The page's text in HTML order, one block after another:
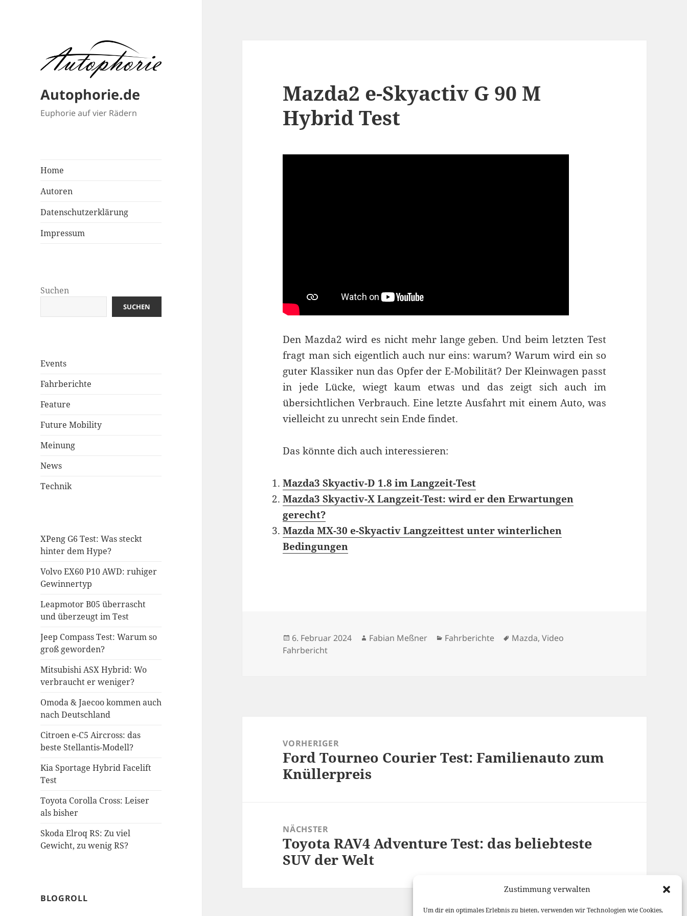
Zustimmung verwalten
Um dir ein optimales Erlebnis zu bieten, verwenden wir Technologien wie Cookies,
Autophorie.de
Euphorie auf vier Rädern
Home
Autoren
Datenschutzerklärung
Impressum
Suchen
SUCHEN
Events
Fahrberichte
Feature
Future Mobility
Meinung
News
Technik
XPeng G6 Test: Was steckt
hinter dem Hype?
Volvo EX60 P10 AWD: ruhiger
Gewinnertyp
Leapmotor B05 überrascht
und überzeugt im Test
Jeep Compass Test: Warum so
groß geworden?
Mitsubishi ASX Hybrid: Wo
verbraucht er weniger?
Omoda & Jaecoo kommen auch
nach Deutschland
Citroen e-C5 Aircross: das
beste Stellantis-Modell?
Kia Sportage Hybrid Facelift
Test
Toyota Corolla Cross: Leiser
als bisher
Skoda Elroq RS: Zu viel
Gewicht, zu wenig RS?
BLOGROLL
Mazda2 e-Skyactiv G 90 M
Hybrid Test
Den Mazda2 wird es nicht mehr lange geben. Und beim letzten Test
fragt man sich eigentlich auch nur eins: warum? Warum wird ein so
guter Klassiker nun das Opfer der E-Mobilität? Der Kleinwagen passt
in jede Lücke, wiegt kaum etwas und das zeigt sich auch im
übersichtlichen Verbrauch. Eine letzte Ausfahrt mit einem Auto, was
vielleicht zu unrecht sein Ende findet.
Das könnte dich auch interessieren:
Mazda3 Skyactiv-D 1.8 im Langzeit-Test
Mazda3 Skyactiv-X Langzeit-Test: wird er den Erwartungen
gerecht?
Mazda MX-30 e-Skyactiv Langzeittest unter winterlichen
Bedingungen
Veröffentlicht
am
6. Februar 2024 Autor
Fabian Meßner Kategorien
Fahrberichte Schlagwörter
Mazda,Video
Fahrbericht
VORHERIGER
Vorheriger
Beitrag:
Ford Tourneo Courier Test: Familienauto zum
Knüllerpreis
NÄCHSTER
Nächster
Beitrag:
Toyota RAV4 Adventure Test: das beliebteste
SUV der Welt